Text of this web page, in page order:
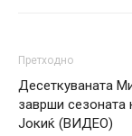
Претходно
Десеткуваната
заврши сезоната
Јокиќ (ВИДЕО)